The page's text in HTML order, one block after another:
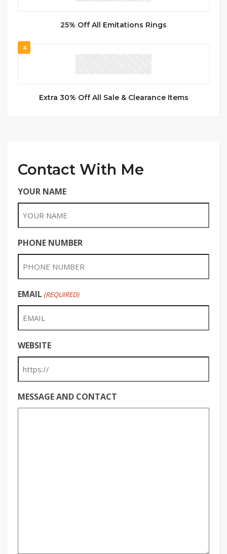
25% Off All Emitations Rings
4
Extra 30% Off All Sale & Clearance Items
Contact With Me
YOUR NAME
PHONE NUMBER
EMAIL (REQUIRED)
WEBSITE
MESSAGE AND CONTACT